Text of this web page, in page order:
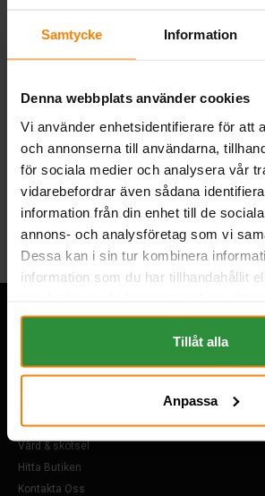
Samtycke Information
Denna webbplats använder cookies
Vi använder enhetsidentifierare för att
och annonserna till användarna,
för sociala medier och analysera vår
vidarebefordrar även sådana
information från din enhet till de
annons- och analysföretag som vi
Dessa kan i sin tur kombinera
information som du har tillhandahållit
om "Cookies" och ditt val finner du på
längst ner i "footern" på sidan.
Tillåt alla
Anpassa
Webblager
Stockholm
Tillbaka
Om Oss
FAQ
Vård & skötsel
Hitta Butiken
Kontakta Oss